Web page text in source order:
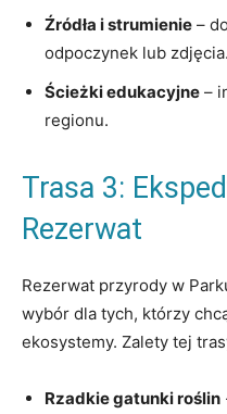
Źródła i strumienie –
odpoczynek lub zdjęcia.
Ścieżki edukacyjne –
regionu.
Trasa 3:
Rezerwat
Rezerwat przyrody w
wybór ⁢dla tych, ⁣którzy
ekosystemy. Zalety tej
Rzadkie gatunki roślin